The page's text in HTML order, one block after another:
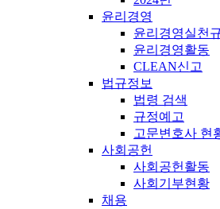
윤리경영
윤리경영실천
윤리경영활동
CLEAN신고
법규정보
법령 검색
규정예고
고문변호사 현
사회공헌
사회공헌활동
사회기부현황
채용